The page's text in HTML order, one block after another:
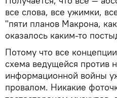
все слова, все ужимки,
"пяти планов Макрона,
оказалось каким-то
Потому что все
схема ведущейся против
информационной войны
провалом. Никакие